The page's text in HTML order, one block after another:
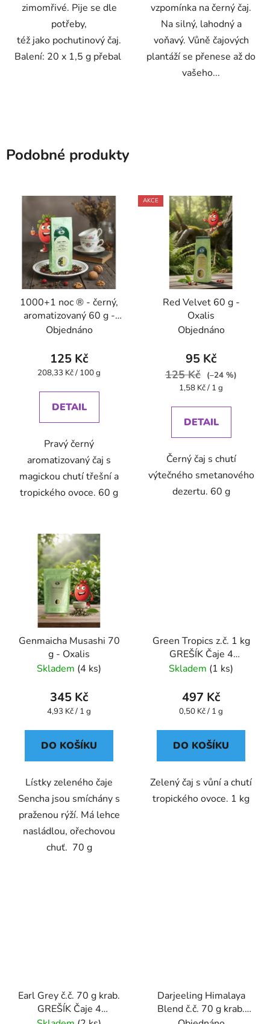
zimomřivé. Pije se dle
potřeby,
též jako pochutinový čaj.
Balení: 20 x 1,5 g přebal
vzpomínka na černý čaj.
Na silný, lahodný a
voňavý. Vůně čajových
plantáží se přenese až do
vašeho...
Podobné produkty
1000+1 noc ® - černý,
aromatizovaný 60 g -
Oxalis
Objednáno
125 Kč
Měrná
208,33 Kč / 100 g
DETAIL
Pravý černý
aromatizovaný čaj s
magickou chutí třešní a
tropického ovoce. 60 g
AKCE
Red Velvet 60 g -
Oxalis
Objednáno
95 Kč
125 Kč
(–24 %)
Měrná
1,58 Kč / 1 g
DETAIL
Černý čaj s chutí
výtečného smetanového
dezertu. 60 g
Genmaicha Musashi 70
g - Oxalis
Skladem (4 ks)
345 Kč
Měrná
4,93 Kč / 1 g
DO KOŠÍKU
Lístky zeleného čaje
Sencha jsou smíchány s
praženou rýží. Má lehce
nasládlou, ořechovou
chuť. 70 g
Green Tropics z.č. 1 kg
GREŠÍK Čaje 4
světadílů
Skladem (1 ks)
497 Kč
Měrná
0,50 Kč / 1 g
DO KOŠÍKU
Zelený čaj s vůní a chutí
tropického ovoce. 1 kg
Earl Grey č.č. 70 g krab.
GREŠÍK Čaje 4
Darjeeling Himalaya
Blend č.č. 70 g krab.